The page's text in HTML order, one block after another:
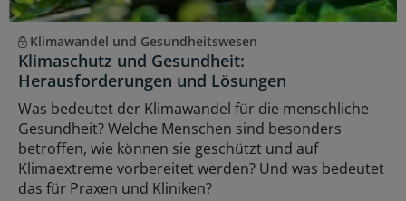
Klimawandel und Gesundheitswesen
Klimaschutz und Gesundheit:
Herausforderungen und Lösungen
Was bedeutet der Klimawandel für die menschliche
Gesundheit? Welche Menschen sind besonders
betroffen, wie können sie geschützt und auf
Klimaextreme vorbereitet werden? Und was bedeutet
das für Praxen und Kliniken?